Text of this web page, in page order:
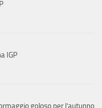
IGP
goloso per l’autunno